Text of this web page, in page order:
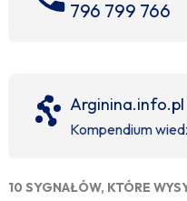
796 799 766
Arginina.info.pl
Kompendium
10 SYGNAŁÓW, KTÓRE